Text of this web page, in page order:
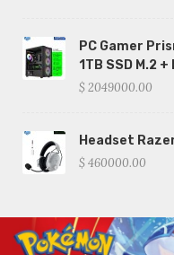
PC Gamer
1TB SSD M.2
$ 2049000.00
Headset
$ 460000.00